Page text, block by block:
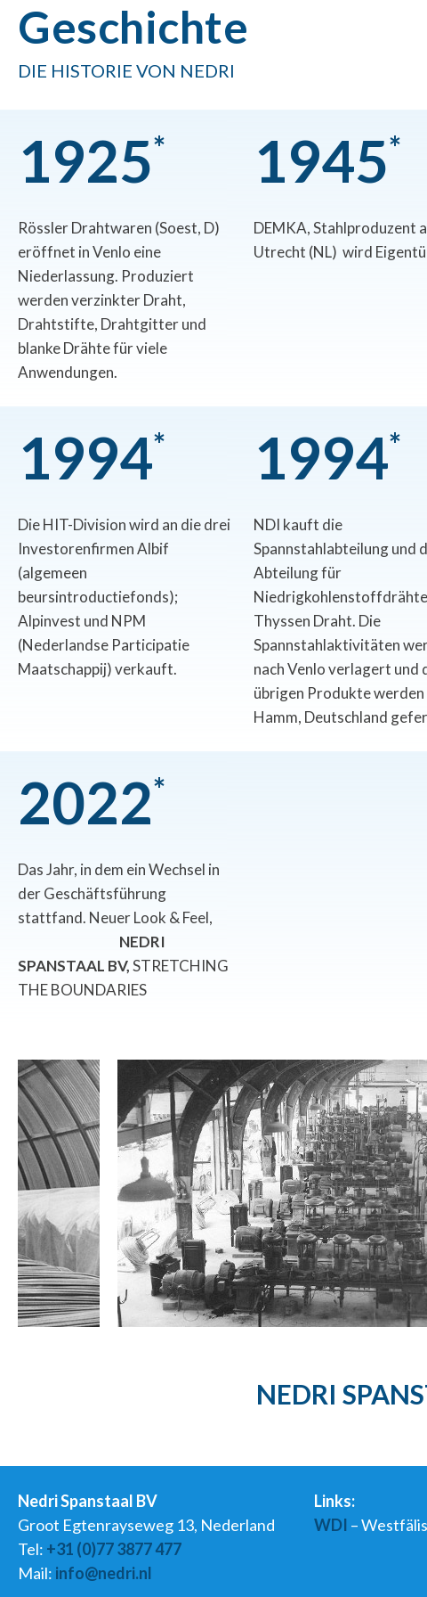
Geschichte
DIE HISTORIE VON NEDRI
1925*
Rössler Drahtwaren (Soest, D)
eröffnet in Venlo eine
Niederlassung. Produziert
werden verzinkter Draht,
Drahtstifte, Drahtgitter und
blanke Drähte für viele
Anwendungen.
1945*
DEMKA, Stahlproduzent
Utrecht (NL) wird
1994*
Die HIT-Division wird an die drei
Investorenfirmen Albif
(algemeen
beursintroductiefonds);
Alpinvest und NPM
(Nederlandse Participatie
Maatschappij) verkauft.
1994*
NDI kauft die
Spannstahlabteilung und
Abteilung für
Thyssen Draht. Die
Spannstahlaktivitäten
nach Venlo verlagert und
übrigen Produkte werden
Hamm, Deutschland
2022*
Das Jahr, in dem ein Wechsel in
der Geschäftsführung
stattfand. Neuer Look & Feel,
NEDRI
SPANSTAAL BV,STRETCHING
THE BOUNDARIES
NEDRI
Nedri Spanstaal BV
Groot Egtenrayseweg 13, Nederland
Tel: +31 (0)77 3877 477
Mail: info@nedri.nl
Links:
WDI –